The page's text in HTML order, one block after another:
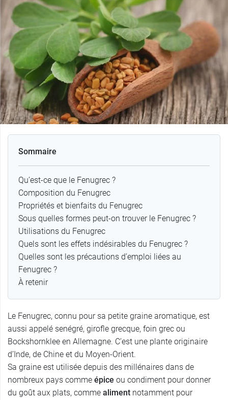
Sommaire
Qu’est-ce que le Fenugrec ?
Composition du Fenugrec
Propriétés et bienfaits du Fenugrec
Sous quelles formes peut-on trouver le Fenugrec ?
Utilisations du Fenugrec
Quels sont les effets indésirables du Fenugrec ?
Quelles sont les précautions d’emploi liées au
Fenugrec ?
À retenir
Le Fenugrec, connu pour sa petite graine aromatique, est
aussi appelé senégré, girofle grecque, foin grec ou
Bockshornklee en Allemagne. C’est une plante originaire
d’Inde, de Chine et du Moyen-Orient.
Sa graine est utilisée depuis des millénaires dans de
nombreux pays comme épice ou condiment pour donner
du goût aux plats, comme aliment notamment pour